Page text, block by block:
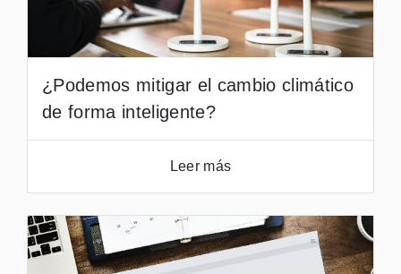
¿Podemos mitigar el cambio climático
de forma inteligente?
Leer más